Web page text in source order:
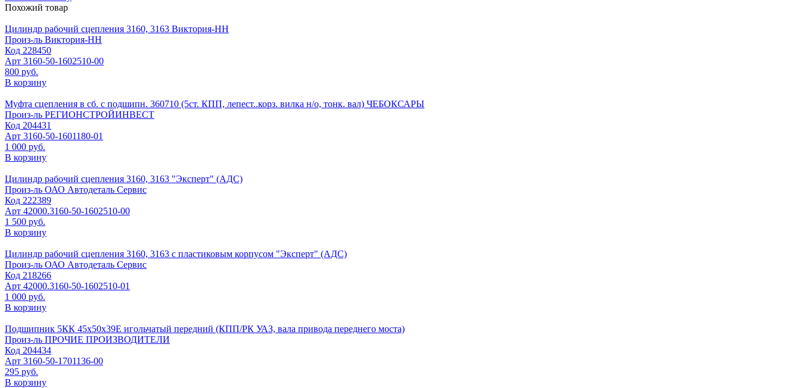
Похожий товар
Цилиндр рабочий сцепления 3160, 3163 Виктория-НН
Произ-ль Виктория-НН
Код 228450
Арт 3160-50-1602510-00
800 руб.
В корзину
Муфта сцепления в сб. с подшипн. 360710 (5ст. КПП, лепест..корз. вилка н/о, тонк. вал) ЧЕБОКСАРЫ
Произ-ль РЕГИОНСТРОЙИНВЕСТ
Код 204431
Арт 3160-50-1601180-01
1 000 руб.
В корзину
Цилиндр рабочий сцепления 3160, 3163 "Эксперт" (АДС)
Произ-ль ОАО Автодеталь Сервис
Код 222389
Арт 42000.3160-50-1602510-00
1 500 руб.
В корзину
Цилиндр рабочий сцепления 3160, 3163 с пластиковым корпусом "Эксперт" (АДС)
Произ-ль ОАО Автодеталь Сервис
Код 218266
Арт 42000.3160-50-1602510-01
1 000 руб.
В корзину
Подшипник 5КК 45х50х39Е игольчатый передний (КПП/РК УАЗ, вала привода переднего моста)
Произ-ль ПРОЧИЕ ПРОИЗВОДИТЕЛИ
Код 204434
Арт 3160-50-1701136-00
295 руб.
В корзину